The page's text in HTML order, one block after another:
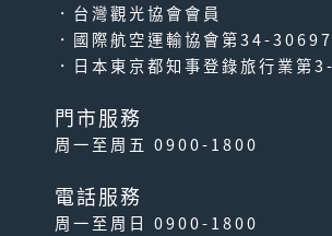
．台灣觀光協會會員
．國際航空運輸協會第34-
．日本東京都知事登錄旅行業第
門市服務
周一至周五 0900-1800
電話服務
周一至周日 0900-1800